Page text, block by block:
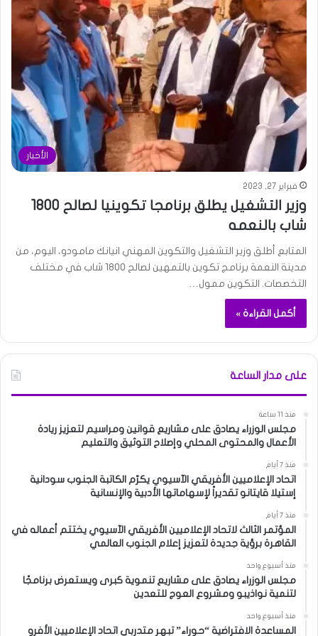
الأخبار
فبراير 27, 2023
وزير التشغيل يطلق برنامجا تكوينيا لصالح 1800
شاب بالنعمه
المتابع أطلق وزير التشغيل والتكوين المهني انيانك مامودو، اليوم، من
مدينة النعمة برنامج تكوين بالتمهين لصالح 1800 شاب في مختلف
التخصصات. التكوين ممول…
أكمل القراءة »
على مدار الساعة
منذ 11 ساعة
مجلس الوزراء يصادق على مشاريع قوانين ومراسيم لتعزيز ريادة
الأعمال والمحتوى المحلي وإصلاح التوثيق والتعليم
منذ 7 أيام
اتحاد الإعلاميين الأفريقي الآسيوي يكرّم الكاتبة الجنوب سودانية
إستيلا قايتانو تقديراً لإسهاماتها الأدبية والإنسانية
منذ 7 أيام
المؤتمر الثالث لاتحاد الإعلاميين الأفريقي الآسيوي يختتم أعماله في
القاهرة برؤية جديدة لتعزيز إعلام الجنوب العالمي
منذ أسبوع واحد
مجلس الوزراء يصادق على مشاريع تنموية كبرى ويستعرض برنامجًا
لتنمية نواذيبو ومشروع العوج للتعدين
منذ أسبوع واحد
المساعدة الافتراضية “حوراء” تبهر متدربي اتحاد الإعلاميين الأفرو